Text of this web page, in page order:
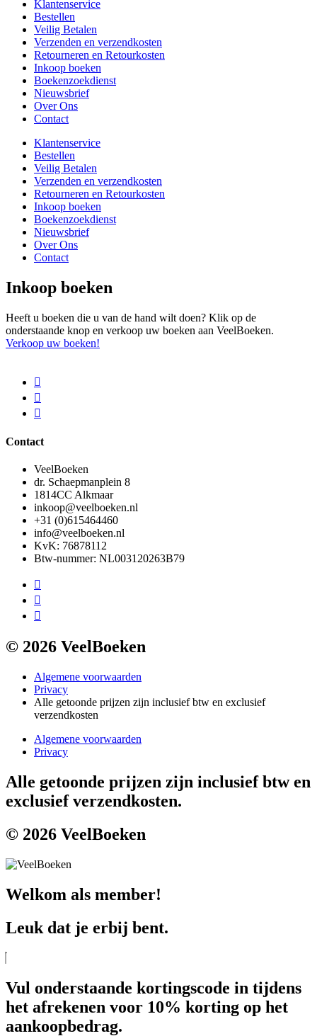
Klantenservice
Bestellen
Veilig Betalen
Verzenden en verzendkosten
Retourneren en Retourkosten
Inkoop boeken
Boekenzoekdienst
Nieuwsbrief
Over Ons
Contact
Klantenservice
Bestellen
Veilig Betalen
Verzenden en verzendkosten
Retourneren en Retourkosten
Inkoop boeken
Boekenzoekdienst
Nieuwsbrief
Over Ons
Contact
Inkoop boeken
Heeft u boeken die u van de hand wilt doen? Klik op de
onderstaande knop en verkoop uw boeken aan VeelBoeken.
Verkoop uw boeken!
Contact
VeelBoeken
dr. Schaepmanplein 8
1814CC Alkmaar
inkoop@veelboeken.nl
+31 (0)615464460
info@veelboeken.nl
KvK: 76878112
Btw-nummer: NL003120263B79
© 2026 VeelBoeken
Algemene voorwaarden
Privacy
Alle getoonde prijzen zijn inclusief btw en exclusief
verzendkosten
Algemene voorwaarden
Privacy
Alle getoonde prijzen zijn inclusief btw en
exclusief verzendkosten.
© 2026 VeelBoeken
Welkom als member!
Leuk dat je erbij bent.
Vul onderstaande kortingscode in tijdens
het afrekenen voor 10% korting op het
aankoopbedrag.